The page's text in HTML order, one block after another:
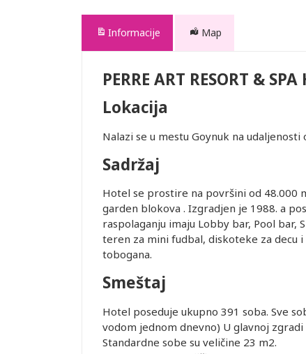
Informacije Map
PERRE ART RESORT & SPA
Lokacija
Nalazi se u mestu Goynuk na
Sadržaj
Hotel se prostire na površini od 48.000
garden blokova . Izgradjen je 1988. a
raspolaganju imaju Lobby bar, Pool bar,
teren za mini fudbal, diskoteke za decu
tobogana.
Smeštaj
Hotel poseduje ukupno 391 soba. Sve
vodom jednom dnevno) U glavnoj
Standardne sobe su veličine 23 m2.